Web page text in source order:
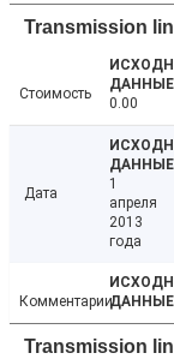
Transmission
Стоимость
0.00
Дата
1
апреля
2013
года
Комментарии
Transmission